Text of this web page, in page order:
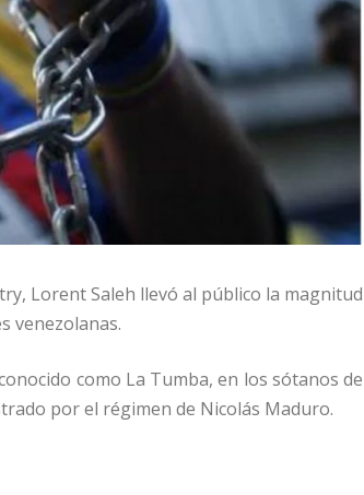
Lorent Saleh llevó al público la magnitud
venezolanas.
como La Tumba, en los sótanos de
por el régimen de Nicolás Maduro.